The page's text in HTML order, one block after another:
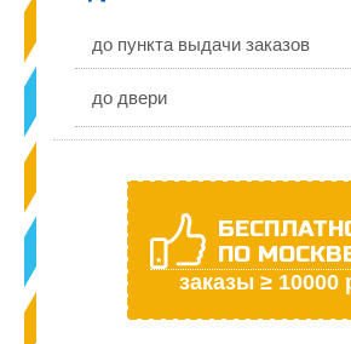
до пункта выдачи заказов
до двери
ПО
заказы ≥ 10000